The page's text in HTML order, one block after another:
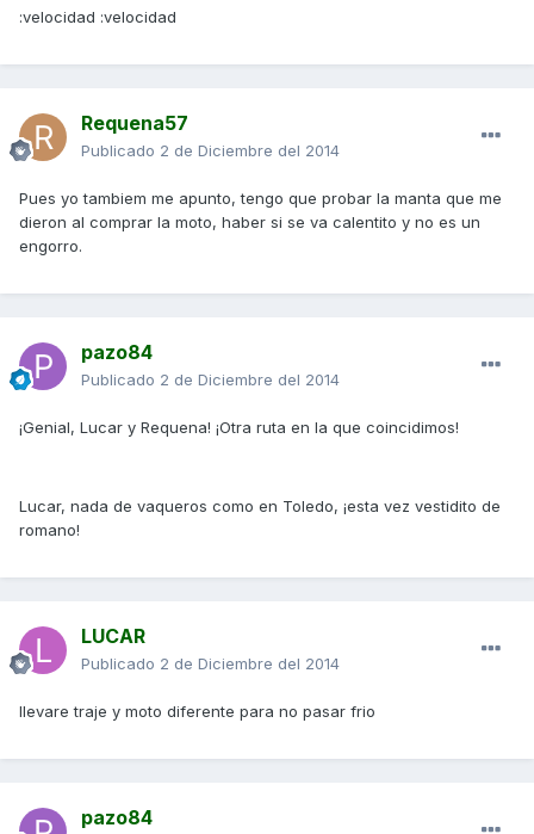
:velocidad :velocidad
Requena57
Publicado 2 de Diciembre del 2014
Pues yo tambiem me apunto, tengo que probar la manta que me
dieron al comprar la moto, haber si se va calentito y no es un
engorro.
pazo84
Publicado 2 de Diciembre del 2014
¡Genial, Lucar y Requena! ¡Otra ruta en la que coincidimos!
Lucar, nada de vaqueros como en Toledo, ¡esta vez vestidito de
romano!
LUCAR
Publicado 2 de Diciembre del 2014
llevare traje y moto diferente para no pasar frio
pazo84